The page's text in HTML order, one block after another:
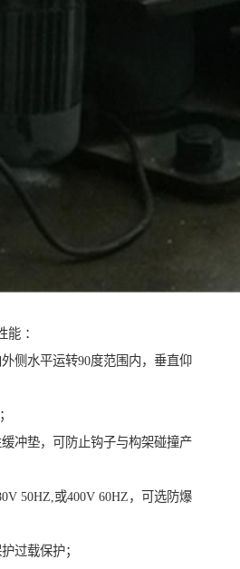
：
侧水平运转90度范围内，垂直仰
冲垫，可防止钩子与构架碰撞产
50HZ,或400V 60HZ，可选防爆
过载保护；